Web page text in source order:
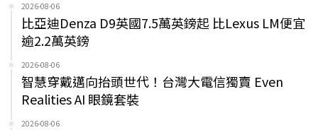
2026-08-06
比亞迪Denza D9英國7.5萬英鎊起 比Lexus LM便宜
逾2.2萬英鎊
2026-08-06
智慧穿戴邁向抬頭世代！台灣大電信獨賣 Even
Realities AI 眼鏡套裝
2026-08-06